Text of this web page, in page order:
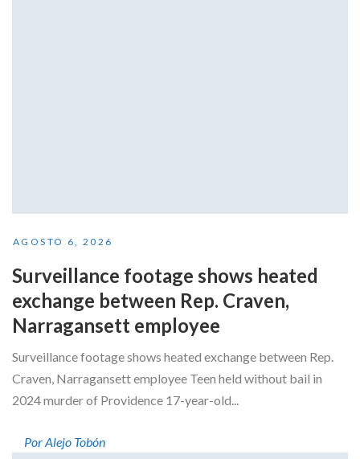
AGOSTO 6, 2026
Surveillance footage shows heated
exchange between Rep. Craven,
Narragansett employee
Surveillance footage shows heated exchange between Rep.
Craven, Narragansett employee Teen held without bail in
2024 murder of Providence 17-year-old...
Por Alejo Tobón